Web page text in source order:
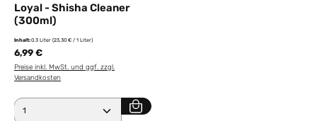
Loyal - Shisha Cleaner
(300ml)
Inhalt:0.3 Liter (23,30 € / 1 Liter)
6,99 €
Preise inkl. MwSt. und ggf. zzgl.
Versandkosten
Produkt Anzahl: Gib den gewünschten Wert ein